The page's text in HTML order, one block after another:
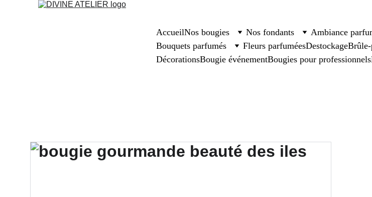
AccueilNos bougies Nos fondants Ambiance
Bouquets parfumés
Fleurs parfuméesDestockage
DécorationsBougie événementBougies pour professionnels